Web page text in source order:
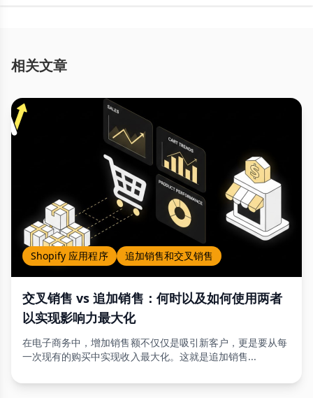
相关文章
Shopify 应用程序 追加销售和交叉销售
交叉销售 vs 追加销售：何时以及如何使用两者
以实现影响力最大化
在电子商务中，增加销售额不仅仅是吸引新客户，更是要从每
一次现有的购买中实现收入最大化。这就是追加销售...